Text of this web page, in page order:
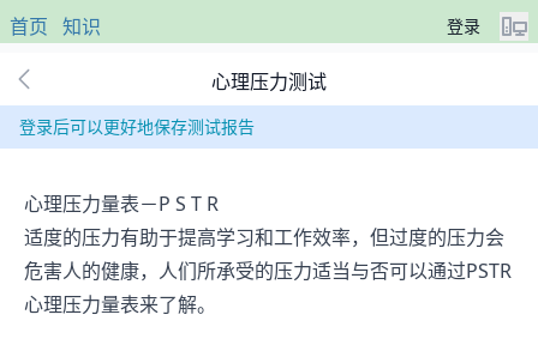
首页 知识 登录
心理压力测试
登录后可以更好地保存测试报告
心理压力量表－P S T R
适度的压力有助于提高学习和工作效率，但过度的压力会
危害人的健康，人们所承受的压力适当与否可以通过PSTR
心理压力量表来了解。